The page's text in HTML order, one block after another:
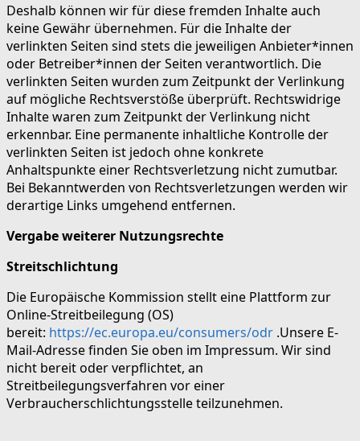
Deshalb können wir für diese fremden Inhalte auch
keine Gewähr übernehmen. Für die Inhalte der
verlinkten Seiten sind stets die jeweiligen Anbieter*innen
oder Betreiber*innen der Seiten verantwortlich. Die
verlinkten Seiten wurden zum Zeitpunkt der Verlinkung
auf mögliche Rechtsverstöße überprüft. Rechtswidrige
Inhalte waren zum Zeitpunkt der Verlinkung nicht
erkennbar. Eine permanente inhaltliche Kontrolle der
verlinkten Seiten ist jedoch ohne konkrete
Anhaltspunkte einer Rechtsverletzung nicht zumutbar.
Bei Bekanntwerden von Rechtsverletzungen werden wir
derartige Links umgehend entfernen.
Vergabe weiterer Nutzungsrechte
Streitschlichtung
Die Europäische Kommission stellt eine Plattform zur
Online-Streitbeilegung (OS)
bereit: https://ec.europa.eu/consumers/odr .Unsere E-
Mail-Adresse finden Sie oben im Impressum. Wir sind
nicht bereit oder verpflichtet, an
Streitbeilegungsverfahren vor einer
Verbraucherschlichtungsstelle teilzunehmen.